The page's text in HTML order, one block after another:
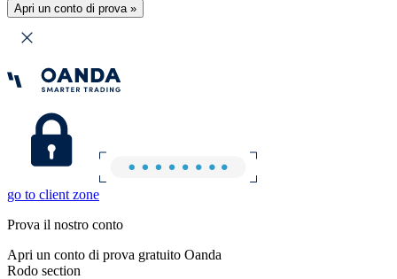
Apri un conto di prova »
go to client zone
Prova il nostro conto
Apri un conto di prova gratuito Oanda
Rodo section